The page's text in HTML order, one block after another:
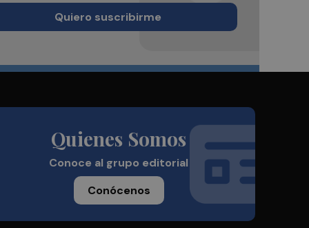
Quiero suscribirme
Quienes Somos
Conoce al grupo editorial
Conócenos